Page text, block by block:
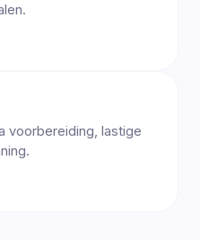
voorbereiding, lastige